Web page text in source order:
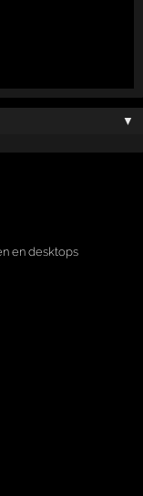
▼
en desktops